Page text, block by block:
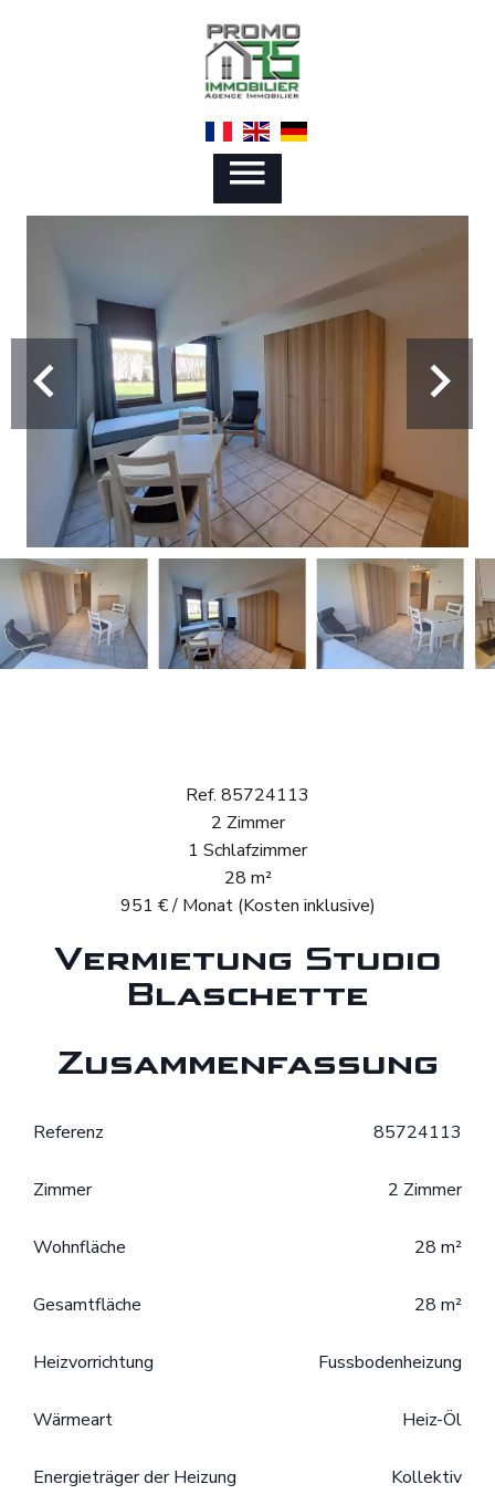
Ref. 85724113
2 Zimmer
1 Schlafzimmer
28 m²
951 € / Monat (Kosten inklusive)
Vermietung Studio
Blaschette
Zusammenfassung
Referenz 85724113
Zimmer 2 Zimmer
Wohnfläche 28 m²
Gesamtfläche 28 m²
Heizvorrichtung Fussbodenheizung
Wärmeart Heiz-Öl
Energieträger der Heizung Kollektiv